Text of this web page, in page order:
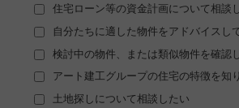
住宅ローン等の資金計画について相談
自分たちに適した物件をアドバイスし
検討中の物件、または類似物件を確認
アート建工グループの住宅の特徴を知
土地探しについて相談したい